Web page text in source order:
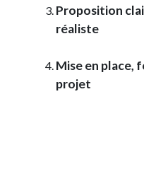
Proposition
réaliste
Mise en place,
projet